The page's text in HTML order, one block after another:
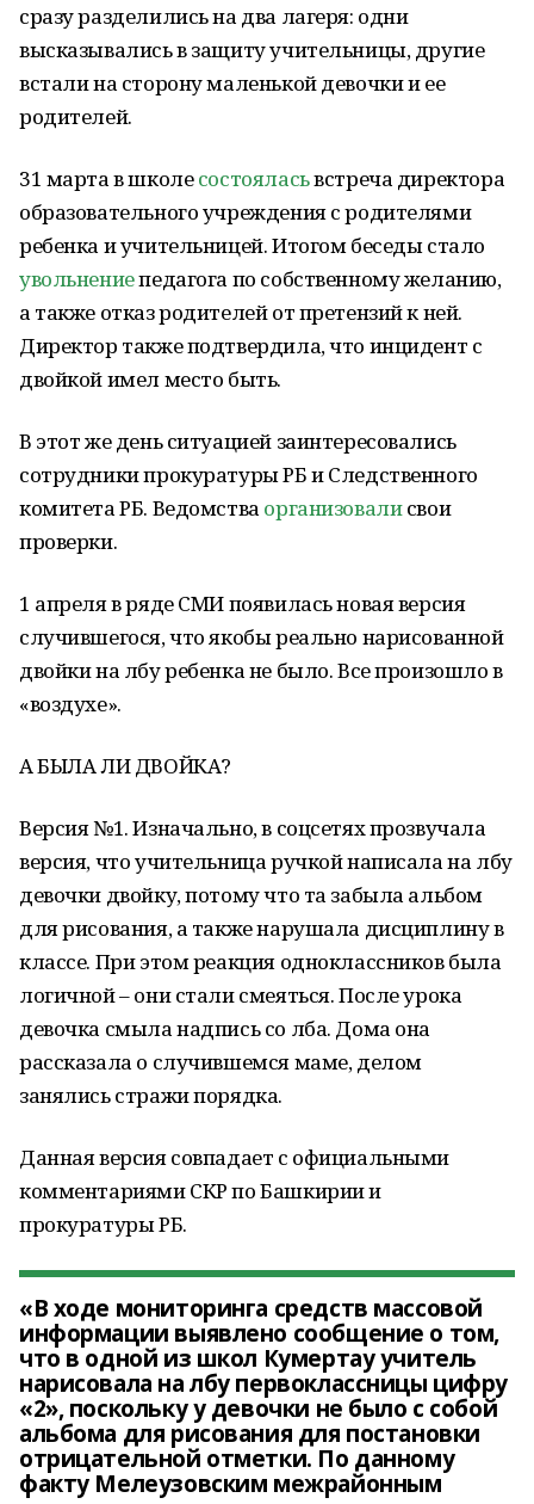
сразу разделились на два лагеря: одни
высказывались в защиту учительницы, другие
встали на сторону маленькой девочки и ее
родителей.
31 марта в школесостояласьвстреча директора
образовательного учреждения с родителями
ребенка и учительницей. Итогом беседы стало
увольнениепедагога по собственному желанию,
а также отказ родителей от претензий к ней.
Директор также подтвердила, что инцидент с
двойкой имел место быть.
В этот же день ситуацией заинтересовались
сотрудники прокуратуры РБ и Следственного
комитета РБ. Ведомства организовалисвои
проверки.
1 апреля в ряде СМИ появилась новая версия
случившегося, что якобы реально нарисованной
двойки на лбу ребенка не было. Все произошло в
«воздухе».
А БЫЛА ЛИ ДВОЙКА?
Версия №1. Изначально, в соцсетях прозвучала
версия, что учительница ручкой написала на лбу
девочки двойку, потому что та забыла альбом
для рисования, а также нарушала дисциплину в
классе. При этом реакция одноклассников была
логичной – они стали смеяться. После урока
девочка смыла надпись со лба. Дома она
рассказала о случившемся маме, делом
занялись стражи порядка.
Данная версия совпадает с официальными
комментариями СКР по Башкирии и
прокуратуры РБ.
«В ходе мониторинга средств массовой
информации выявлено сообщение о том,
что в одной из школ Кумертау учитель
нарисовала на лбу первоклассницы цифру
«2», поскольку у девочки не было с собой
альбома для рисования для постановки
отрицательной отметки. По данному
факту Мелеузовским межрайонным